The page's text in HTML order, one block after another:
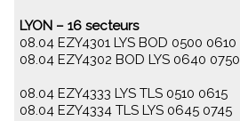
LYON – 16 secteurs
08.04 EZY4301 LYS BOD 0500 0610
08.04 EZY4302 BOD LYS 0640 0750
08.04 EZY4333 LYS TLS 0510 0615
08.04 EZY4334 TLS LYS 0645 0745